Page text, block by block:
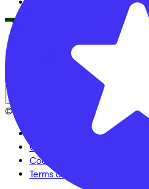
LinkedIn Instagram
© Lease a Bike. All Rights Reserved.
Privacy statement
Cookie statement
Cookie settings
Terms of use